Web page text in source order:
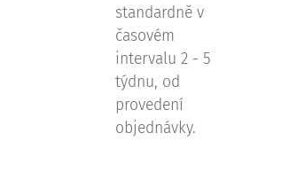
standardně v
časovém
intervalu 2 - 5
týdnu, od
provedení
objednávky.